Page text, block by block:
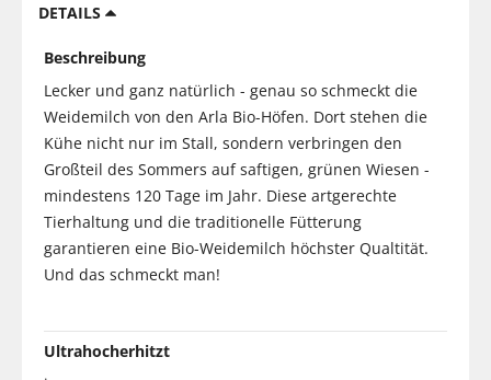
DETAILS
Beschreibung
Lecker und ganz natürlich - genau so schmeckt die
Weidemilch von den Arla Bio-Höfen. Dort stehen die
Kühe nicht nur im Stall, sondern verbringen den
Großteil des Sommers auf saftigen, grünen Wiesen -
mindestens 120 Tage im Jahr. Diese artgerechte
Tierhaltung und die traditionelle Fütterung
garantieren eine Bio-Weidemilch höchster Qualtität.
Und das schmeckt man!
Ultrahocherhitzt